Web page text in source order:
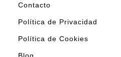
Contacto
Política de Privacidad
Política de Cookies